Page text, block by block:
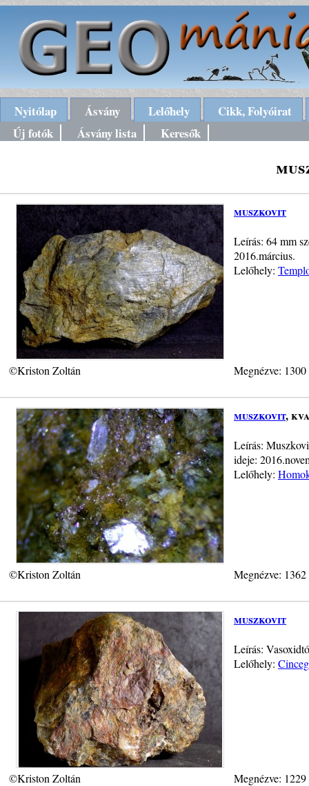
Nyitólap Ásvány Lelőhely
Cikk, Folyóirat
Új fotók
Ásvány lista Keresők
muszkovit
Leírás: 64 mm
2016.március.
Lelőhely:
©Kriston Zoltán Megnézve:
muszkovit,
Leírás:
ideje:
Lelőhely:
©Kriston Zoltán Megnézve:
muszkovit
Leírás:
Lelőhely:
©Kriston Zoltán Megnézve: